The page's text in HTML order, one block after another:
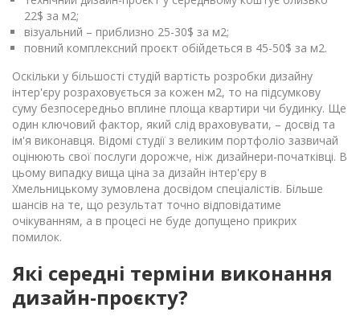
22$ за м2;
візуальний – приблизно 25-30$ за м2;
повний комплексний проєкт обійдеться в 45-50$ за м2.
Оскільки у більшості студій вартість розробки дизайну
інтер'єру розраховується за кожен м2, то на підсумкову
суму безпосередньо вплине площа квартири чи будинку. Ще
один ключовий фактор, який слід враховувати, – досвід та
ім'я виконавця. Відомі студії з великим портфоліо зазвичай
оцінюють свої послуги дорожче, ніж дизайнери-початківці. В
цьому випадку вища ціна за дизайн інтер'єру в
Хмельницькому зумовлена ​​досвідом спеціалістів. Більше
шансів на те, що результат точно відповідатиме
очікуванням, а в процесі не буде допущено прикрих
помилок.
Які середні терміни виконання
дизайн-проєкту?